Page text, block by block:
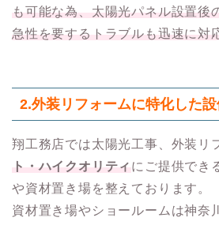
も可能な為、太陽光パネル設置後
急性を要するトラブルも迅速に対
2.外装リフォームに特化した
翔工務店では太陽光工事、外装リ
ト・ハイクオリティ にご提供でき
や資材置き場を整えております。
資材置き場やショールームは神奈